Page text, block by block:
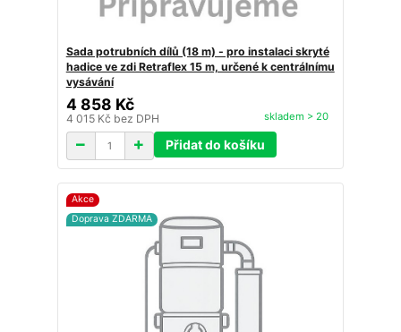
Sada potrubních dílů (18 m) - pro instalaci skryté
hadice ve zdi Retraflex 15 m, určené k centrálnímu
vysávání
4 858 Kč
4 015 Kč bez DPH skladem > 20
Přidat do košíku
Akce
Doprava ZDARMA